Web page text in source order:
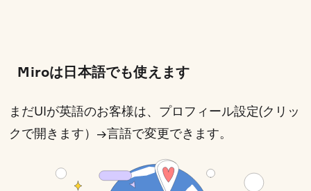
Miroは日本語でも使えます
まだUIが英語のお客様は、 プロフィール設定(クリッ
クで開きます） →言語で変更できます。